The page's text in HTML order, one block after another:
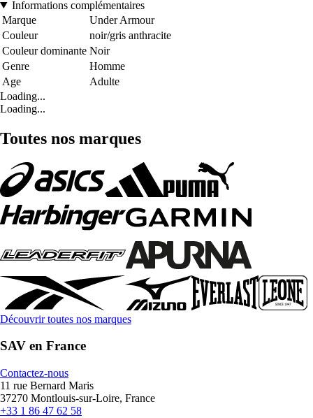
Informations complémentaires
Marque
Under Armour
Couleur
noir/gris anthracite
Couleur dominante Noir
Genre
Homme
Age
Adulte
Loading...
Loading...
Toutes nos marques
Découvrir toutes nos marques
SAV en France
Contactez-nous
11 rue Bernard Maris
37270 Montlouis-sur-Loire, France
+33 1 86 47 62 58